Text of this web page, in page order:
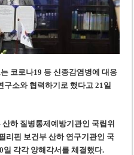
코로나19 등 신종감염병에 대응
구소와 협력하기로 했다고 21일
하 질병통제예방기관인 국립위
리핀 보건부 산하 연구기관인 국
각각 양해각서를 체결했다.